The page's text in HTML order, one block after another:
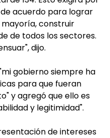
acuerdo para lograr
construir
de todos los sectores.
dijo.
gobierno siempre ha
para que fueran
y agregó que ello es
y legitimidad".
de intereses